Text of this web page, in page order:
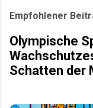
Empfohlener
Olympische
Schatten der